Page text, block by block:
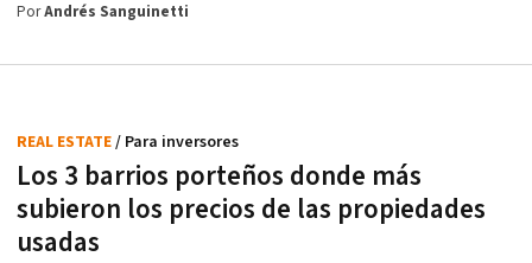
PorAndrés Sanguinetti
Los 3 barrios porteños donde más
subieron los precios de las propiedades
usadas
REAL ESTATE/ Para inversores